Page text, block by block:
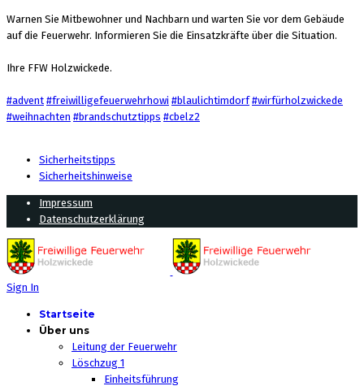
Warnen Sie Mitbewohner und Nachbarn und warten Sie vor dem Gebäude
auf die Feuerwehr. Informieren Sie die Einsatzkräfte über die Situation.
Ihre FFW Holzwickede.
#advent #freiwilligefeuerwehrhowi #blaulichtimdorf #wirfürholzwickede
#weihnachten #brandschutztipps #cbelz2
Sicherheitstipps
Sicherheitshinweise
Impressum
Datenschutzerklärung
Sign In
Startseite
Über uns
Leitung der Feuerwehr
Löschzug 1
Einheitsführung